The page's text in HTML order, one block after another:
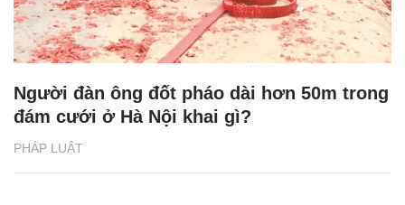
PHÁP LUẬT
Người đàn ông đốt pháo dài hơn 50m trong
đám cưới ở Hà Nội khai gì?